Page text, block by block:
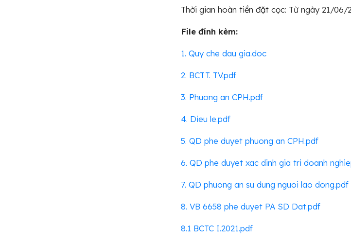
Thời gian hoàn tiền đặt cọc: Từ ngày 21/06/
File đính kèm:
1. Quy che dau gia.doc
2. BCTT. TV.pdf
3. Phuong an CPH.pdf
4. Dieu le.pdf
5. QD phe duyet phuong an CPH.pdf
6. QD phe duyet xac dinh gia tri doanh
7. QD phuong an su dung nguoi lao dong.pdf
8. VB 6658 phe duyet PA SD Dat.pdf
8.1 BCTC I.2021.pdf